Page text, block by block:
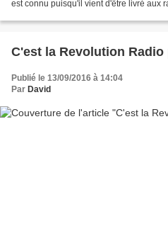
est connu puisqu'il vient d'être livré aux
C'est la Revolution Radio
Publié le 13/09/2016 à 14:04
Par David